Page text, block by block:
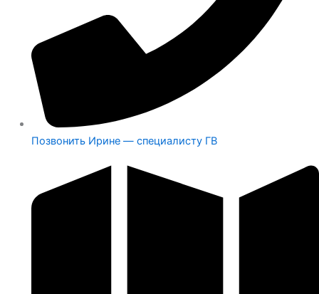
Позвонить Ирине — специалисту ГВ